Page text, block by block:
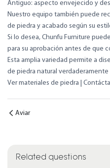
Antiguo: aspecto envejecido y
Nuestro equipo también puede
de piedra y acabado según su
Si lo desea, Chunfu Furniture
para su aprobación antes de que
Esta amplia variedad permite a
de piedra natural
Ver materiales de piedra
Aviar
Related questions